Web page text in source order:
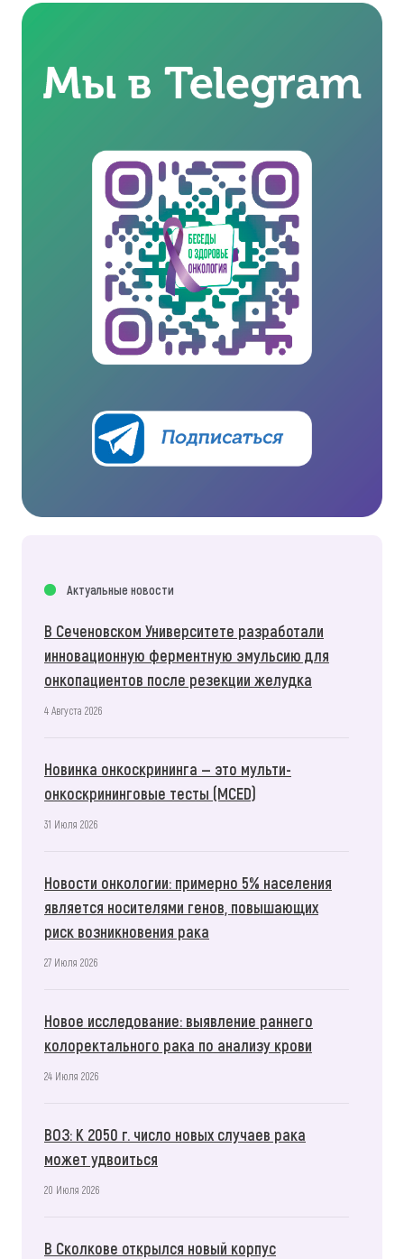
Актуальные новости
В Сеченовском Университете разработали
инновационную ферментную эмульсию для
онкопациентов после резекции желудка
4 Августа 2026
Новинка онкоскрининга — это мульти-
онкоскрининговые тесты (MCED)
31 Июля 2026
Новости онкологии: примерно 5% населения
является носителями генов, повышающих
риск возникновения рака
27 Июля 2026
Новое исследование: выявление раннего
колоректального рака по анализу крови
24 Июля 2026
ВОЗ: К 2050 г. число новых случаев рака
может удвоиться
20 Июля 2026
В Сколкове открылся новый корпус